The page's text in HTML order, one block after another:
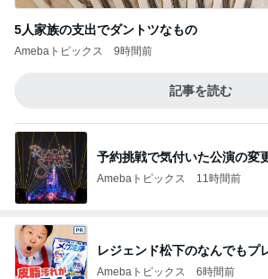
5人家族の支出でダントツなもの
Amebaトピックス 9時間前
記事を読む
予約挑戦で気付いた公演の変
Amebaトピックス 11時間前
レジェンド松下のなんでもプ
Amebaトピックス 6時間前